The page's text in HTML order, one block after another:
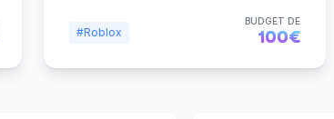
#Roblox
BUDGET DE
100€